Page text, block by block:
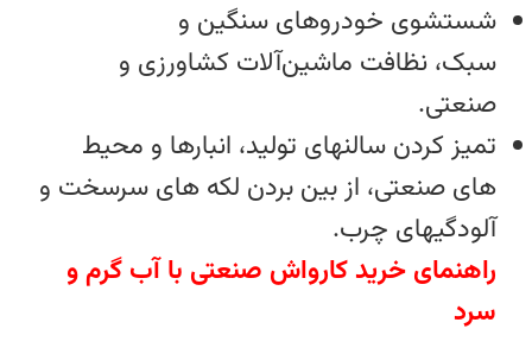
شستشوی خودروهای سنگین و
سبک، نظافت ماشین‌آلات کشاورزی و
صنعتی.
تمیز کردن سالنهای تولید، انبارها و محیط‌
های صنعتی، از بین بردن لکه‌ های سرسخت و
آلودگیهای چرب.
راهنمای خرید کارواش صنعتی با آب گرم و
سرد